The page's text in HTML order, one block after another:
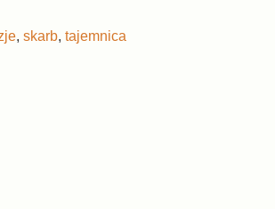
, skarb, tajemnica